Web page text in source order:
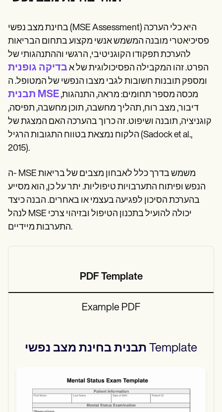
Training Hub
Webinars
Switch to Carepatron
Pricing
Why Carepatron?
Login
Get started
בחינת מצב נפשי (MSE Assessment) היא כלי הערכה
פסיכיאטרי מובנה המשמש אנשי מקצוע בתחום הבריאות
להערכת תפקודו הקוגניטיבי, הרגשי וההתנהגותי של
הפרט. זהו המקבילה הפסיכולוגית של א בדיקה גופנית
ומספק תובנות חשובות לגבי מצבו הנפשי של המטופל. ה
תבנית MSE
דיבור, מצב רוח, תהליך מחשבה, תוכן מחשבה, תפיסה,
קוגניציה, תובנה ושיפוט. זה כרוך בהערכה האם המצגת של
הלקוח נמצאת בטווח התגובות הרגיל (Sadock et al.,
2015).
ה- MSE משמש בדרך כלל לאבחון מצבים של בריאות
הנפש ופיתוח התערבויות טיפוליות. יתר על כן, הוא מסייע
בהערכת הסיכון לפגיעה בעצמי או באחרים. הבנה כיצד
לנהל MSE יכולה להועיל בתכנון הטיפול ובזיהוי צרכי
התערבות מיידיים.
PDF Template
Example PDF
תבנית בחינת מצב נפשי Template